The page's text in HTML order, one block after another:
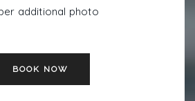
additional photo
BOOK NOW